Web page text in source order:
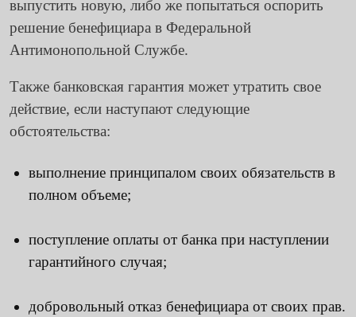
выпустить новую, либо же попытаться оспорить
решение бенефициара в Федеральной
Антимонопольной Службе.
Также банковская гарантия может утратить свое
действие, если наступают следующие
обстоятельства:
выполнение принципалом своих обязательств в
полном объеме;
поступление оплаты от банка при наступлении
гарантийного случая;
добровольный отказ бенефициара от своих прав.